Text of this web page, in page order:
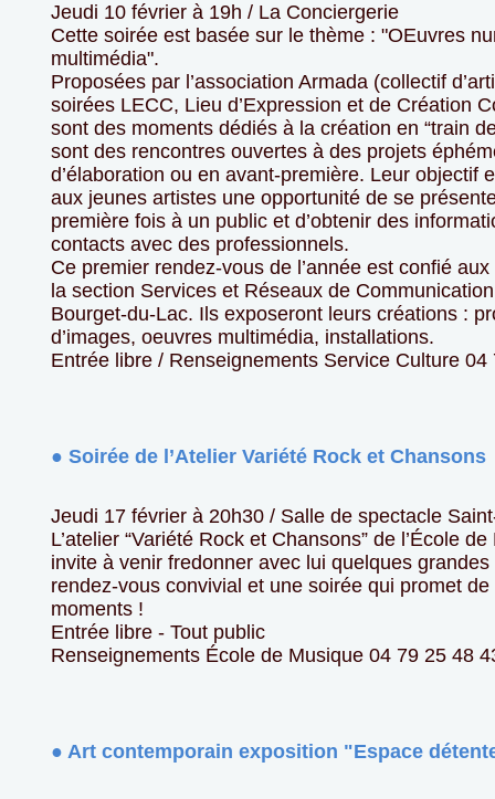
Jeudi 10 février à 19h / La Conciergerie
Cette soirée est basée sur le thème : "OEuvres
multimédia".
Proposées par l’association Armada (collectif
soirées LECC, Lieu d’Expression et de Création
sont des moments dédiés à la création en “train
sont des rencontres ouvertes à des projets
d’élaboration ou en avant-première. Leur objectif
aux jeunes artistes une opportunité de se
première fois à un public et d’obtenir des
contacts avec des professionnels.
Ce premier rendez-vous de l’année est confié
la section Services et Réseaux de
Bourget-du-Lac. Ils exposeront leurs créations :
d’images, oeuvres multimédia, installations.
Entrée libre / Renseignements Service Culture 04
● Soirée de l’Atelier Variété Rock et Chansons
Jeudi 17 février à 20h30 / Salle de spectacle
L’atelier “Variété Rock et Chansons” de l’École
invite à venir fredonner avec lui quelques
rendez-vous convivial et une soirée qui promet de
moments !
Entrée libre - Tout public
Renseignements École de Musique 04 79 25 48
● Art contemporain exposition "Espace